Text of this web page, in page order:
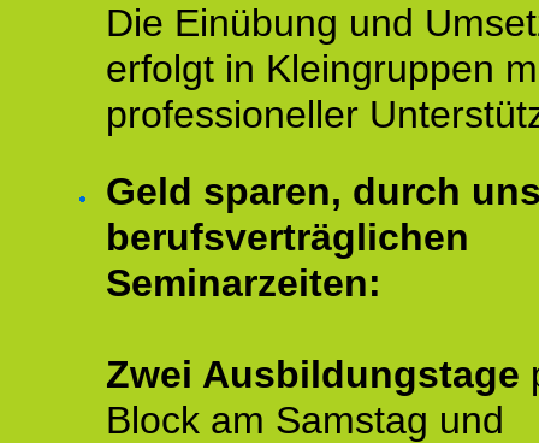
Die Einübung und
erfolgt in Kleingruppen
professioneller
Geld sparen, durch
berufsverträglichen
Seminarzeiten:
Zwei Ausbildungstage
Block am Samstag und